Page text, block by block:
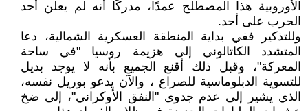
الأوروبية هذا المصطلح عمدًا، مدركًا أنه لم يعلن أحد
الحرب على أحد.
وللتذكير ففي بداية المنطقة العسكرية الشمالية، دعا
المتشدد الكاتالوني إلى هزيمة روسيا "في ساحة
المعركة"، وقبل ذلك أقنع الجميع بأنه لا يوجد بديل
للتسوية الدبلوماسية للصراع ، والآن يدعو بوريل نفسه،
الذي يشير إلى عدم جدوى "النفق الأوكراني"، إلى ضخ